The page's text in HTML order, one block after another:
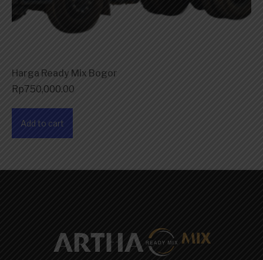
Harga Ready Mix Bogor
Rp750,000.00
Add to cart